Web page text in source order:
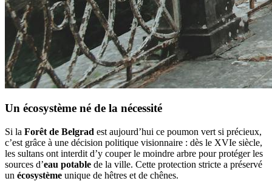
Un écosystème né de la nécessité
Si la Forêt de Belgrad est aujourd’hui ce poumon vert si précieux,
c’est grâce à une décision politique visionnaire : dès le XVIe siècle,
les sultans ont interdit d’y couper le moindre arbre pour protéger les
sources d’eau potable de la ville. Cette protection stricte a préservé
un écosystème unique de hêtres et de chênes.